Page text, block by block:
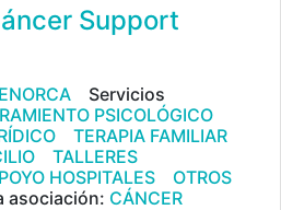
Support
Servicios
PSICOLÓGICO
TERAPIA FAMILIAR
TALLERES
HOSPITALES
OTROS
asociación: CÁNCER